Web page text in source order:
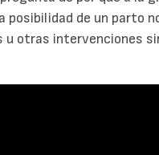
posibilidad de un parto
u otras intervenciones